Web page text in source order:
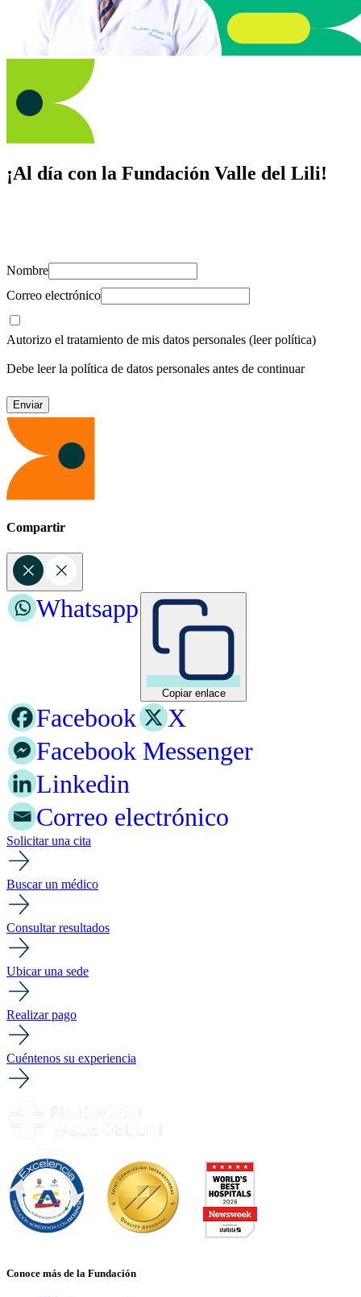
¡Al día con la Fundación Valle del Lili!
Nombre
Correo electrónico
Autorizo el tratamiento de mis datos personales (leer política)
Debe leer la política de datos personales antes de continuar
Compartir
Copiar enlace
Whatsapp
Facebook
X
Facebook Messenger
Linkedin
Correo electrónico
Solicitar una cita
Buscar un médico
Consultar resultados
Ubicar una sede
Realizar pago
Cuéntenos su experiencia
Conoce más de la Fundación